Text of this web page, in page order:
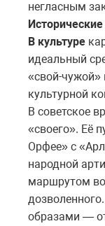
негласным
В культуре
идеальный
«свой-чужой»
культурной
В советское
«своего». Её
Орфее» с
народной
маршрутом
образами —